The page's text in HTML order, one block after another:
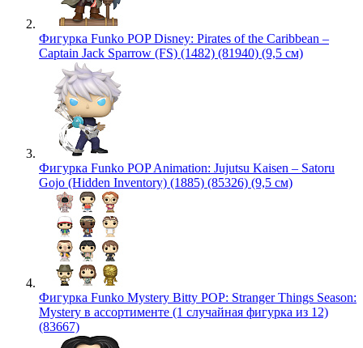
Фигурка Funko POP Disney: Pirates of the Caribbean –
Captain Jack Sparrow (FS) (1482) (81940) (9,5 см)
Фигурка Funko POP Animation: Jujutsu Kaisen – Satoru
Gojo (Hidden Inventory) (1885) (85326) (9,5 см)
Фигурка Funko Mystery Bitty POP: Stranger Things Season:
Mystery в ассортименте (1 случайная фигурка из 12)
(83667)